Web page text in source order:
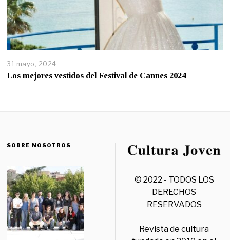
31 mayo, 2024
Los mejores vestidos del Festival de Cannes 2024
SOBRE NOSOTROS
© 2022 - TODOS LOS
DERECHOS
RESERVADOS
Revista de cultura